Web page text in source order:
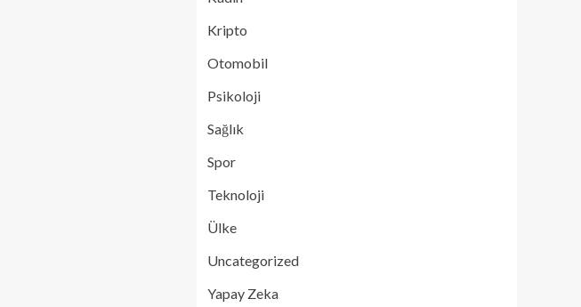
Kripto
Otomobil
Psikoloji
Sağlık
Spor
Teknoloji
Ülke
Uncategorized
Yapay Zeka